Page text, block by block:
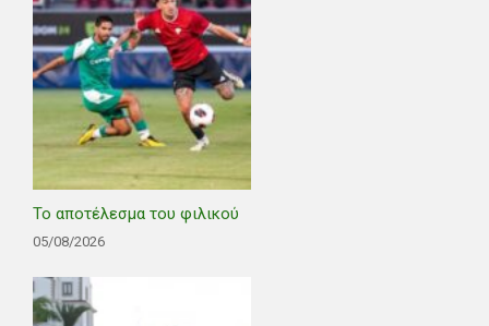
Το αποτέλεσμα του φιλικού
05/08/2026